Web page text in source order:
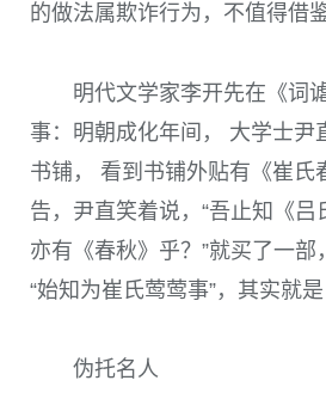
的做法属欺诈行为，不值得借鉴
明代文学家李开先在《词
事：明朝成化年间， 大学士尹
书铺， 看到书铺外贴有《崔氏
告，尹直笑着说，“吾止知《吕
亦有《春秋》乎？”就买了一部
“始知为崔氏莺莺事”，其实就是
伪托名人